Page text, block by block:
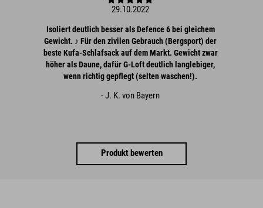
29.10.2022
Isoliert deutlich besser als Defence 6 bei gleichem
Gewicht. ♪ Für den zivilen Gebrauch (Bergsport) der
beste Kufa-Schlafsack auf dem Markt. Gewicht zwar
höher als Daune, dafür G-Loft deutlich langlebiger,
wenn richtig gepflegt (selten waschen!).
- J. K. von Bayern
Produkt bewerten